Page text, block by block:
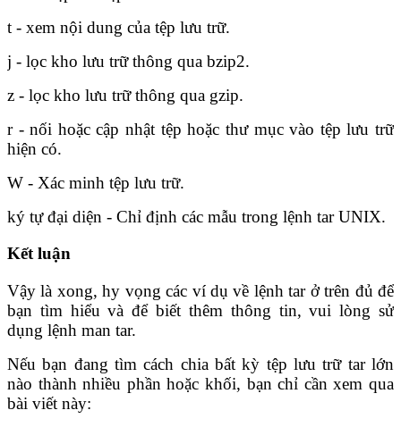
t - xem nội dung của tệp lưu trữ.
j - lọc kho lưu trữ thông qua bzip2.
z - lọc kho lưu trữ thông qua gzip.
r - nối hoặc cập nhật tệp hoặc thư mục vào tệp lưu trữ
hiện có.
W - Xác minh tệp lưu trữ.
ký tự đại diện - Chỉ định các mẫu trong lệnh tar UNIX.
Kết luận
Vậy là xong, hy vọng các ví dụ về lệnh tar ở trên đủ để
bạn tìm hiểu và để biết thêm thông tin, vui lòng sử
dụng lệnh man tar.
Nếu bạn đang tìm cách chia bất kỳ tệp lưu trữ tar lớn
nào thành nhiều phần hoặc khối, bạn chỉ cần xem qua
bài viết này: